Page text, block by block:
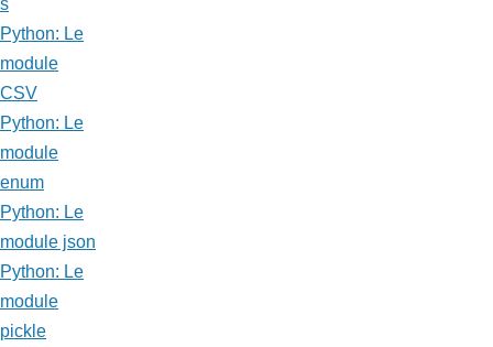
s
Python: Le
module
CSV
Python: Le
module
enum
Python: Le
module json
Python: Le
module
pickle